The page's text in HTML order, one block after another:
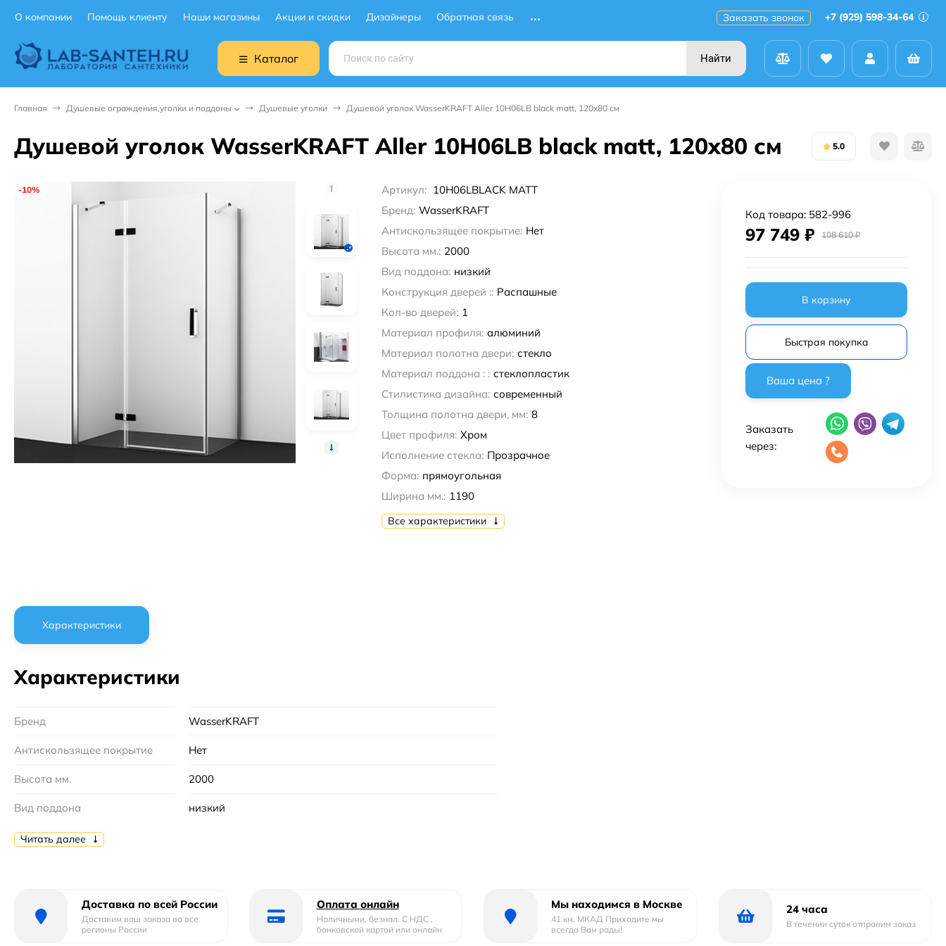
О компании Помощь клиенту Наши магазины Акции и скидки Дизайнеры Обратная связь Заказать звонок +7 (929) 598-34-64
Каталог Найти
Главная Душевые ограждения,уголки и поддоны Душевые уголки Душевой уголок WasserKRAFT Aller 10H06LB black matt, 120x80 см
Душевой уголок WasserKRAFT Aller 10H06LB black matt, 120x80 см 5.0
-10% Артикул: 10H06LBLACK MATT
Бренд: WasserKRAFT
Антискользящее покрытие: Нет
Высота мм.: 2000
Вид поддона: низкий
Конструкция дверей :: Распашные
Кол-во дверей: 1
Материал профиля: алюминий
Материал полотна двери: стекло
Материал поддона : : стеклопластик
Стилистика дизайна: современный
Толщина полотна двери, мм: 8
Цвет профиля: Хром
Исполнение стекла: Прозрачное
Форма: прямоугольная
Ширина мм.: 1190
Все характеристики
Код товара: 582-996
97 749 ₽ 108 610₽
В корзину
Быстрая покупка
Заказать
через:
Характеристики
Характеристики
Бренд WasserKRAFT
Антискользящее покрытие Нет
Высота мм. 2000
Вид поддона низкий
Конструкция дверей :
Материал полотна двери стекло
Читать далее
Доставка по всей России
Доставим ваш заказа во все
регионы России
Оплата онлайн
Наличными, безнал. С НДС ,
банковской картой или онлайн
Мы находимся в Москве
41 км. МКАД Приходите мы
всегда Вам рады!
24 часа
В течении суток отправим заказ